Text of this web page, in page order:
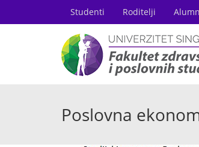
Studenti Roditelji
Poslovna